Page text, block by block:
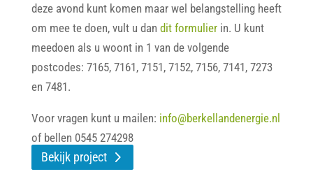
deze avond kunt komen maar wel belangstelling heeft
om mee te doen, vult u dan dit formulierin. U kunt
meedoen als u woont in 1 van de volgende
postcodes: 7165, 7161, 7151, 7152, 7156, 7141, 7273
en 7481.
Voor vragen kunt u mailen: info@berkellandenergie.nl
of bellen 0545 274298
Bekijk project